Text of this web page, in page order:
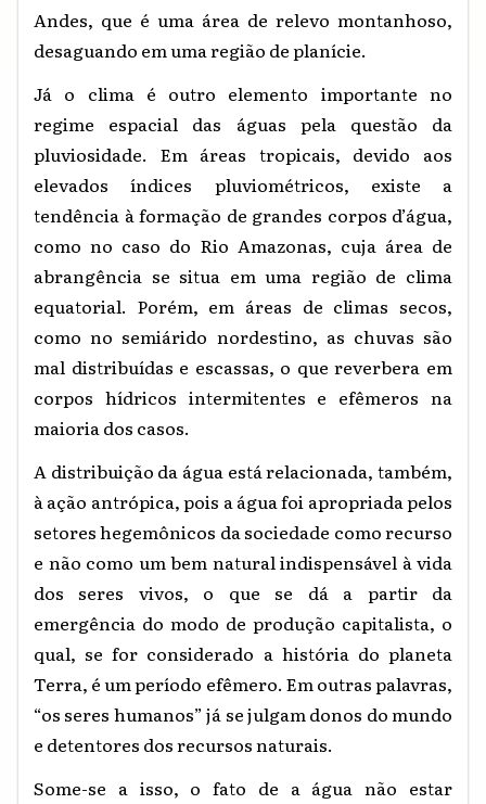
Andes, que é uma área de relevo montanhoso,
desaguando em uma região de planície.
Já o clima é outro elemento importante no
regime espacial das águas pela questão da
pluviosidade. Em áreas tropicais, devido aos
elevados índices pluviométricos, existe a
tendência à formação de grandes corpos d’água,
como no caso do Rio Amazonas, cuja área de
abrangência se situa em uma região de clima
equatorial. Porém, em áreas de climas secos,
como no semiárido nordestino, as chuvas são
mal distribuídas e escassas, o que reverbera em
corpos hídricos intermitentes e efêmeros na
maioria dos casos.
A distribuição da água está relacionada, também,
à ação antrópica, pois a água foi apropriada pelos
setores hegemônicos da sociedade como recurso
e não como um bem natural indispensável à vida
dos seres vivos, o que se dá a partir da
emergência do modo de produção capitalista, o
qual, se for considerado a história do planeta
Terra, é um período efêmero. Em outras palavras,
“os seres humanos” já se julgam donos do mundo
e detentores dos recursos naturais.
Some-se a isso, o fato de a água não estar